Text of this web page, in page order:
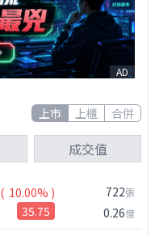
AD
上市 上櫃 合併
成交值
( 10.00% )
35.75
722張
0.26億